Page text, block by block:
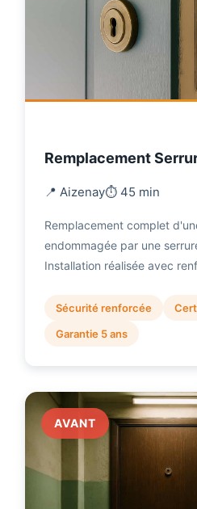
Remplacement
📍 Aizenay⏱️ 45 min
Remplacement complet
endommagée par une
Installation réalisée avec
Sécurité renforcée
Garantie 5 ans
AVANT